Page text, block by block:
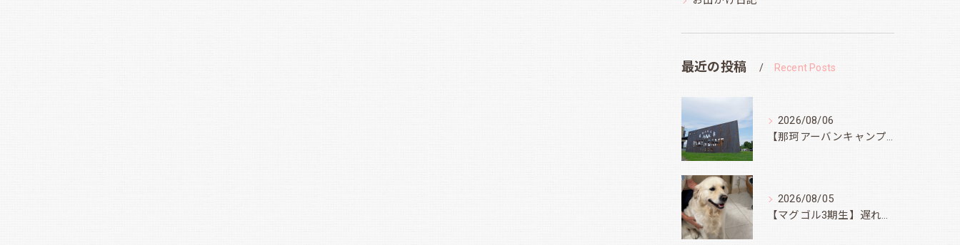
最近の投稿 Recent Posts
2026/08/06
【那珂アーバンキャンプフィールド】
2026/08/05
【マグゴル3期生】遅ればせながら